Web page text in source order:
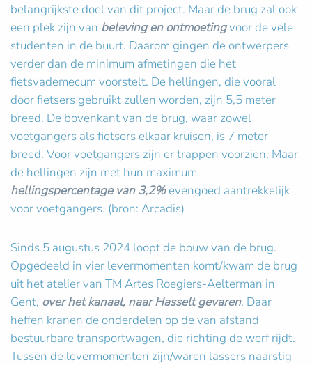
belangrijkste doel van dit project. Maar de brug zal ook
een plek zijn van beleving en ontmoetingvoor de vele
studenten in de buurt. Daarom gingen de ontwerpers
verder dan de minimum afmetingen die het
fietsvademecum voorstelt. De hellingen, die vooral
door fietsers gebruikt zullen worden, zijn 5,5 meter
breed. De bovenkant van de brug, waar zowel
voetgangers als fietsers elkaar kruisen, is 7 meter
breed. Voor voetgangers zijn er trappen voorzien. Maar
de hellingen zijn met hun maximum
hellingspercentage van 3,2%evengoed aantrekkelijk
voor voetgangers. (bron: Arcadis)
Sinds 5 augustus 2024 loopt de bouw van de brug.
Opgedeeld in vier levermomenten komt/kwam de brug
uit het atelier van TM Artes Roegiers-Aelterman in
Gent, over het kanaal, naar Hasselt gevaren. Daar
heffen kranen de onderdelen op de van afstand
bestuurbare transportwagen, die richting de werf rijdt.
Tussen de levermomenten zijn/waren lassers naarstig